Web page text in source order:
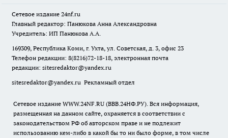
Сетевое издание 24nf.ru
Главный редактор: Панюкова Анна Александровна
Учредитель: ИП Панюкова А.А.
169309, Республика Коми, г. Ухта, ул. Советская, д. 3, офис 23
Телефон редакции: 8(8216)72-18-18, электронная почта
редакции: sitesredaktor@yandex.ru
sitesredaktor@yandex.ru Рекламный отдел
Сетевое издание WWW.24NF.RU (ВВВ.24НФ.РУ). Вся информация,
размещенная на данном сайте, охраняется в соответствии с
законодательством РФ об авторском праве и не подлежит
использованию кем-либо в какой бы то ни было форме, в том числе